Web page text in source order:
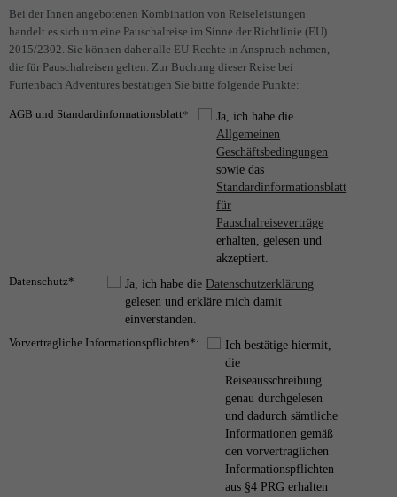
Bei der Ihnen angebotenen Kombination von Reiseleistungen
handelt es sich um eine Pauschalreise im Sinne der Richtlinie (EU)
2015/2302. Sie können daher alle EU-Rechte in Anspruch nehmen,
die für Pauschalreisen gelten. Zur Buchung dieser Reise bei
Furtenbach Adventures bestätigen Sie bitte folgende Punkte:
AGB und Standardinformationsblatt*
Ja, ich habe die
Allgemeinen
Geschäftsbedingungen
sowie das
Standardinformationsblatt
für
Pauschalreiseverträge
erhalten, gelesen und
akzeptiert.
Datenschutz*
Ja, ich habe die Datenschutzerklärung
gelesen und erkläre mich damit
einverstanden.
Vorvertragliche Informationspflichten*:
Ich bestätige hiermit,
die
Reiseausschreibung
genau durchgelesen
und dadurch sämtliche
Informationen gemäß
den vorvertraglichen
Informationspflichten
aus §4 PRG erhalten